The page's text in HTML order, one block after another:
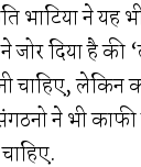
भाटिया ने यह
जोर दिया है की
चाहिए,
ने भी काफी